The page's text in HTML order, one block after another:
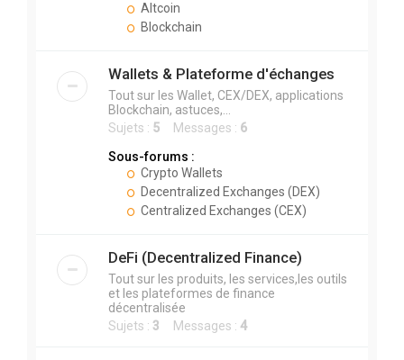
Altcoin
Blockchain
Wallets & Plateforme d'échanges
Tout sur les Wallet, CEX/DEX, applications
Blockchain, astuces,...
Sujets : 5 Messages : 6
Sous-forums :
Crypto Wallets
Decentralized Exchanges (DEX)
Centralized Exchanges (CEX)
DeFi (Decentralized Finance)
Tout sur les produits, les services,les outils
et les plateformes de finance
décentralisée
Sujets : 3 Messages : 4